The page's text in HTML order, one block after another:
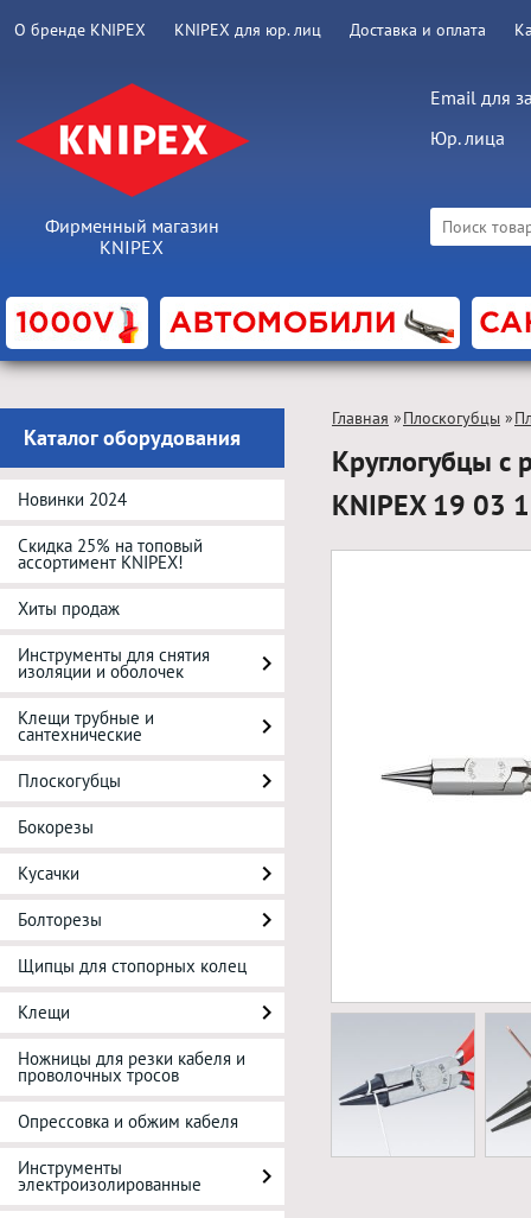
О бренде KNIPEX KNIPEX для юр. лиц Доставка и оплата
Фирменный магазин
KNIPEX
Email для
Юр. лица
Каталог оборудования
Новинки 2024
Скидка 25% на топовый
ассортимент KNIPEX!
Хиты продаж
Инструменты для снятия
изоляции и оболочек
Клещи трубные и
сантехнические
Плоскогубцы
Бокорезы
Кусачки
Болторезы
Щипцы для стопорных колец
Клещи
Ножницы для резки кабеля и
проволочных тросов
Опрессовка и обжим кабеля
Инструменты
электроизолированные
Главная »Плоскогубцы »
Круглогубцы
KNIPEX 19 03